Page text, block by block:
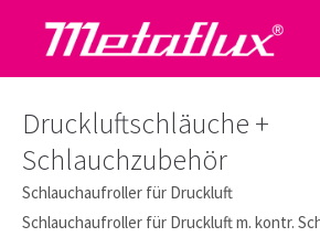
Druckluftschläuche +
Schlauchzubehör
Schlauchaufroller für Druckluft
Schlauchaufroller für Druckluft m. kontr.